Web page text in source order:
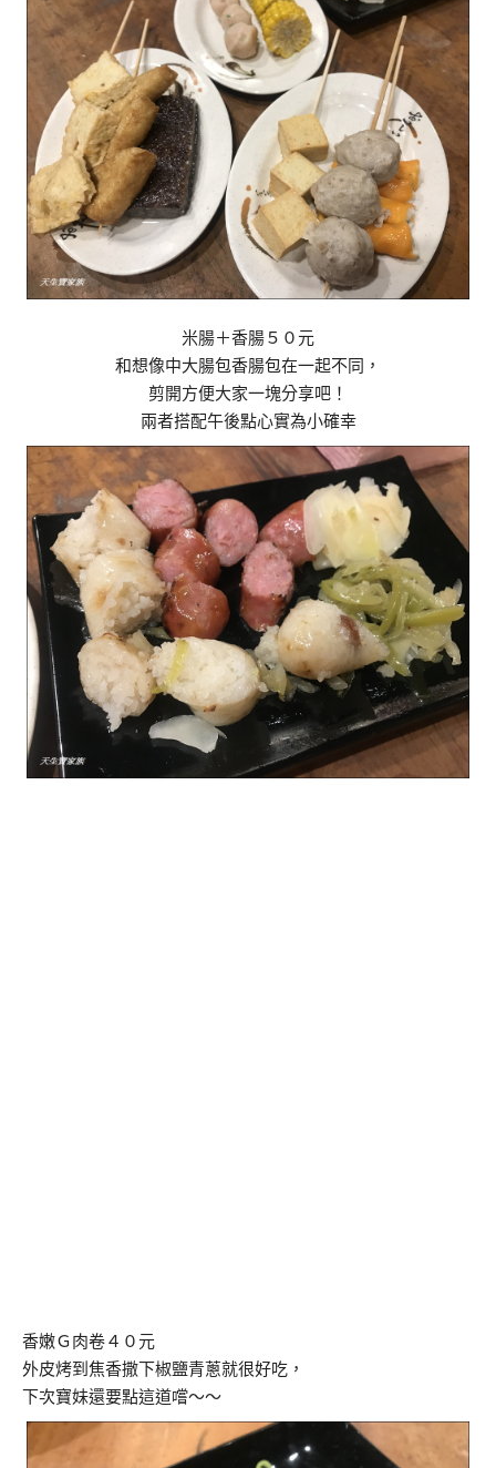
米腸＋香腸５０元
和想像中大腸包香腸包在一起不同，
剪開方便大家一塊分享吧！
兩者搭配午後點心實為小確幸
香嫩Ｇ肉卷４０元
外皮烤到焦香撒下椒鹽青蔥就很好吃，
下次寶妹還要點這道嚐～～